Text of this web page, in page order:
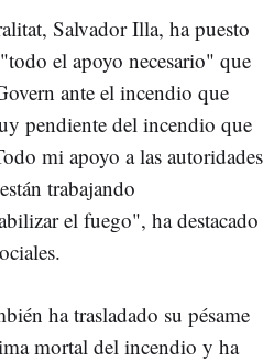
Salvador Illa, ha puesto
el apoyo necesario" que
ante el incendio que
pendiente del incendio que
mi apoyo a las autoridades
trabajando
el fuego", ha destacado
ha trasladado su pésame
mortal del incendio y ha